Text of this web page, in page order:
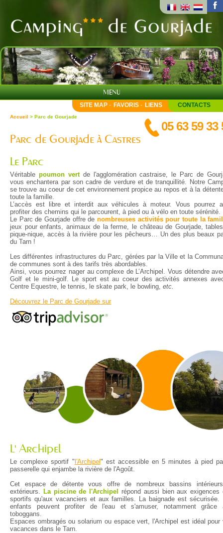
MENU
f
SITE MAP - FAVORIS - LIENS CONTACTS
Accueil > Parc de Gourjade
05 63 59 33
Parc de Gourjade à Castres
Le Parc
Véritable poumon vertde l'agglomération castraise, le Parc de
vous enchantera par son cadre de verdure et de tranquillité. Notre
se trouve au coeur de cet environnement propice au repos et à la
toute la famille.
L’accès est libre et interdit aux véhicules à moteur. Vous pourrez
profiter des chemins qui le parcourent, à pied ou à vélo en toute sérénité.
Le Parc de Gourjade offre de nombreuses activités pour toute la
jeux pour enfants, animaux de la ferme, le château de Gourjade,
pique-nique, accès à la rivière pour les pêcheurs… Un des plus beaux
du Tarn !
Les différentes infrastructures du Parc, gérées par la Ville et la
de communes sont à des tarifs très abordables.
Ainsi, vous pourrez nager au complexe de L’Archipel. Vous détendre
Golf et le mini-golf. Le sport est au coeur des activités annexes
Centre Equestre, le tennis, le skate park, le bowling, etc.
Découvrez le Parc de Gourjade sur
L' Archipel
Le complexe sportif " l'Archipel " est accessible en 5 minutes à pied
passerelle qui enjambe la rivière de l'Agoût.
Cet espace de détente vous offre de nombreux bassins
extérieurs.
La piscine de l'Archipel répond aussi bien aux exigences
sportifs qu'aux vacanciers et aux familles. La baignade est sécurisée.
enfants peuvent profiter de l'eau et s'amuser, notamment grâce
toboggans.
Espaces ombragés ou solarium ou espace vert, l'Archipel est idéal pour
vacances dans le Tarn.